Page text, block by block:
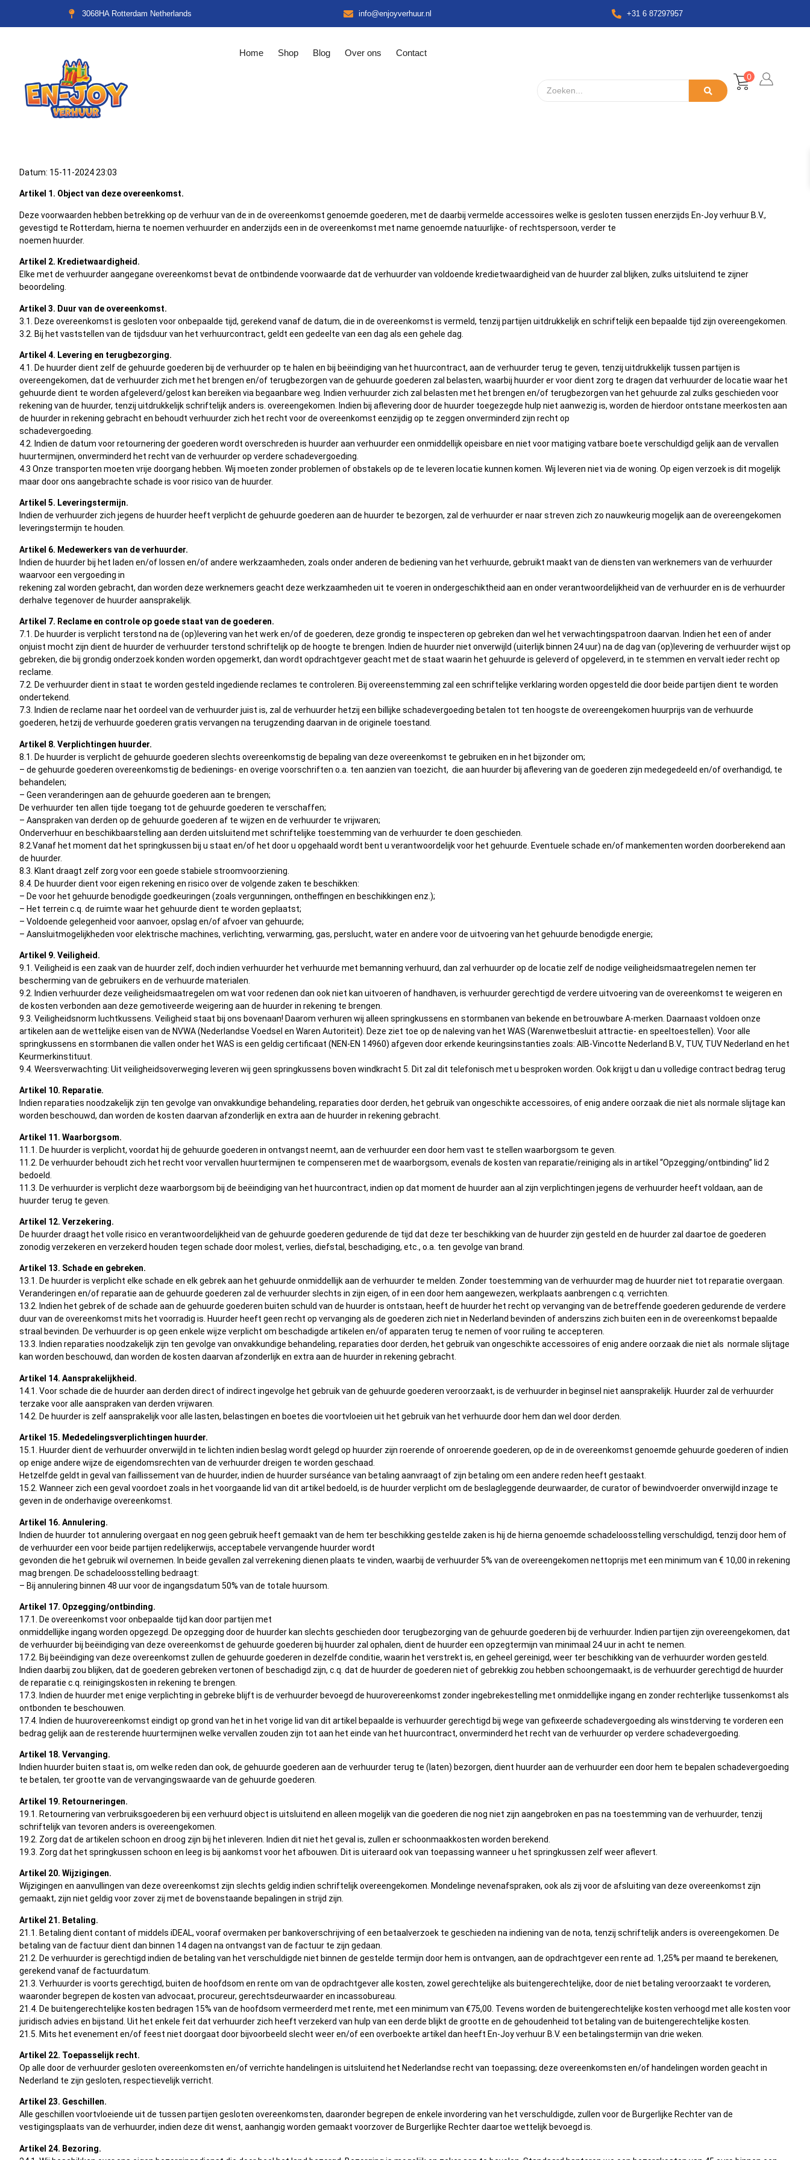
3068HA Rotterdam Netherlands info@enjoyverhuur.nl +31 6 87297957
Home Shop Blog Over ons Contact
0
Datum: 15-11-2024 23:03
Artikel 1. Object van deze overeenkomst.
Deze voorwaarden hebben betrekking op de verhuur van de in de overeenkomst genoemde goederen, met de daarbij vermelde accessoires welke is gesloten tussen enerzijds En-Joy verhuur B.V.,
gevestigd te Rotterdam, hierna te noemen verhuurder en anderzijds een in de overeenkomst met name genoemde natuurlijke- of rechtspersoon, verder te
noemen huurder.
Artikel 2. Kredietwaardigheid.
Elke met de verhuurder aangegane overeenkomst bevat de ontbindende voorwaarde dat de verhuurder van voldoende kredietwaardigheid van de huurder zal blijken, zulks uitsluitend te zijner
beoordeling.
Artikel 3. Duur van de overeenkomst.
3.1. Deze overeenkomst is gesloten voor onbepaalde tijd, gerekend vanaf de datum, die in de overeenkomst is vermeld, tenzij partijen uitdrukkelijk en schriftelijk een bepaalde tijd zijn overeengekomen.
3.2. Bij het vaststellen van de tijdsduur van het verhuurcontract, geldt een gedeelte van een dag als een gehele dag.
Artikel 4. Levering en terugbezorging.
4.1. De huurder dient zelf de gehuurde goederen bij de verhuurder op te halen en bij beëindiging van het huurcontract, aan de verhuurder terug te geven, tenzij uitdrukkelijk tussen partijen is
overeengekomen, dat de verhuurder zich met het brengen en/of terugbezorgen van de gehuurde goederen zal belasten, waarbij huurder er voor dient zorg te dragen dat verhuurder de locatie waar het
gehuurde dient te worden afgeleverd/gelost kan bereiken via begaanbare weg. Indien verhuurder zich zal belasten met het brengen en/of terugbezorgen van het gehuurde zal zulks geschieden voor
rekening van de huurder, tenzij uitdrukkelijk schriftelijk anders is. overeengekomen. Indien bij aflevering door de huurder toegezegde hulp niet aanwezig is, worden de hierdoor ontstane meerkosten aan
de huurder in rekening gebracht en behoudt verhuurder zich het recht voor de overeenkomst eenzijdig op te zeggen onverminderd zijn recht op
schadevergoeding.
4.2. Indien de datum voor retournering der goederen wordt overschreden is huurder aan verhuurder een onmiddellijk opeisbare en niet voor matiging vatbare boete verschuldigd gelijk aan de vervallen
huurtermijnen, onverminderd het recht van de verhuurder op verdere schadevergoeding.
4.3 Onze transporten moeten vrije doorgang hebben. Wij moeten zonder problemen of obstakels op de te leveren locatie kunnen komen. Wij leveren niet via de woning. Op eigen verzoek is dit mogelijk
maar door ons aangebrachte schade is voor risico van de huurder.
Artikel 5. Leveringstermijn.
Indien de verhuurder zich jegens de huurder heeft verplicht de gehuurde goederen aan de huurder te bezorgen, zal de verhuurder er naar streven zich zo nauwkeurig mogelijk aan de overeengekomen
leveringstermijn te houden.
Artikel 6. Medewerkers van de verhuurder.
Indien de huurder bij het laden en/of lossen en/of andere werkzaamheden, zoals onder anderen de bediening van het verhuurde, gebruikt maakt van de diensten van werknemers van de verhuurder
waarvoor een vergoeding in
rekening zal worden gebracht, dan worden deze werknemers geacht deze werkzaamheden uit te voeren in ondergeschiktheid aan en onder verantwoordelijkheid van de verhuurder en is de verhuurder
derhalve tegenover de huurder aansprakelijk.
Artikel 7. Reclame en controle op goede staat van de goederen.
7.1. De huurder is verplicht terstond na de (op)levering van het werk en/of de goederen, deze grondig te inspecteren op gebreken dan wel het verwachtingspatroon daarvan. Indien het een of ander
onjuist mocht zijn dient de huurder de verhuurder terstond schriftelijk op de hoogte te brengen. Indien de huurder niet onverwijld (uiterlijk binnen 24 uur) na de dag van (op)levering de verhuurder wijst op
gebreken, die bij grondig onderzoek konden worden opgemerkt, dan wordt opdrachtgever geacht met de staat waarin het gehuurde is geleverd of opgeleverd, in te stemmen en vervalt ieder recht op
reclame.
7.2. De verhuurder dient in staat te worden gesteld ingediende reclames te controleren. Bij overeenstemming zal een schriftelijke verklaring worden opgesteld die door beide partijen dient te worden
ondertekend.
7.3. Indien de reclame naar het oordeel van de verhuurder juist is, zal de verhuurder hetzij een billijke schadevergoeding betalen tot ten hoogste de overeengekomen huurprijs van de verhuurde
goederen, hetzij de verhuurde goederen gratis vervangen na terugzending daarvan in de originele toestand.
Artikel 8. Verplichtingen huurder.
8.1. De huurder is verplicht de gehuurde goederen slechts overeenkomstig de bepaling van deze overeenkomst te gebruiken en in het bijzonder om;
– de gehuurde goederen overeenkomstig de bedienings- en overige voorschriften o.a. ten aanzien van toezicht, die aan huurder bij aflevering van de goederen zijn medegedeeld en/of overhandigd, te
behandelen;
– Geen veranderingen aan de gehuurde goederen aan te brengen;
De verhuurder ten allen tijde toegang tot de gehuurde goederen te verschaffen;
– Aanspraken van derden op de gehuurde goederen af te wijzen en de verhuurder te vrijwaren;
Onderverhuur en beschikbaarstelling aan derden uitsluitend met schriftelijke toestemming van de verhuurder te doen geschieden.
8.2.Vanaf het moment dat het springkussen bij u staat en/of het door u opgehaald wordt bent u verantwoordelijk voor het gehuurde. Eventuele schade en/of mankementen worden doorberekend aan
de huurder.
8.3. Klant draagt zelf zorg voor een goede stabiele stroomvoorziening.
8.4. De huurder dient voor eigen rekening en risico over de volgende zaken te beschikken:
– De voor het gehuurde benodigde goedkeuringen (zoals vergunningen, ontheffingen en beschikkingen enz.);
– Het terrein c.q. de ruimte waar het gehuurde dient te worden geplaatst;
– Voldoende gelegenheid voor aanvoer, opslag en/of afvoer van gehuurde;
– Aansluitmogelijkheden voor elektrische machines, verlichting, verwarming, gas, perslucht, water en andere voor de uitvoering van het gehuurde benodigde energie;
Artikel 9. Veiligheid.
9.1. Veiligheid is een zaak van de huurder zelf, doch indien verhuurder het verhuurde met bemanning verhuurd, dan zal verhuurder op de locatie zelf de nodige veiligheidsmaatregelen nemen ter
bescherming van de gebruikers en de verhuurde materialen.
9.2. Indien verhuurder deze veiligheidsmaatregelen om wat voor redenen dan ook niet kan uitvoeren of handhaven, is verhuurder gerechtigd de verdere uitvoering van de overeenkomst te weigeren en
de kosten verbonden aan deze gemotiveerde weigering aan de huurder in rekening te brengen.
9.3. Veiligheidsnorm luchtkussens. Veiligheid staat bij ons bovenaan! Daarom verhuren wij alleen springkussens en stormbanen van bekende en betrouwbare A-merken. Daarnaast voldoen onze
artikelen aan de wettelijke eisen van de NVWA (Nederlandse Voedsel en Waren Autoriteit). Deze ziet toe op de naleving van het WAS (Warenwetbesluit attractie- en speeltoestellen). Voor alle
springkussens en stormbanen die vallen onder het WAS is een geldig certificaat (NEN-EN 14960) afgeven door erkende keuringsinstanties zoals: AIB-Vincotte Nederland B.V., TUV, TUV Nederland en het
Keurmerkinstituut.
9.4. Weersverwachting: Uit veiligheidsoverweging leveren wij geen springkussens boven windkracht 5. Dit zal dit telefonisch met u besproken worden. Ook krijgt u dan u volledige contract bedrag terug
Artikel 10. Reparatie.
Indien reparaties noodzakelijk zijn ten gevolge van onvakkundige behandeling, reparaties door derden, het gebruik van ongeschikte accessoires, of enig andere oorzaak die niet als normale slijtage kan
worden beschouwd, dan worden de kosten daarvan afzonderlijk en extra aan de huurder in rekening gebracht.
Artikel 11. Waarborgsom.
11.1. De huurder is verplicht, voordat hij de gehuurde goederen in ontvangst neemt, aan de verhuurder een door hem vast te stellen waarborgsom te geven.
11.2. De verhuurder behoudt zich het recht voor vervallen huurtermijnen te compenseren met de waarborgsom, evenals de kosten van reparatie/reiniging als in artikel “Opzegging/ontbinding” lid 2
bedoeld.
11.3. De verhuurder is verplicht deze waarborgsom bij de beëindiging van het huurcontract, indien op dat moment de huurder aan al zijn verplichtingen jegens de verhuurder heeft voldaan, aan de
huurder terug te geven.
Artikel 12. Verzekering.
De huurder draagt het volle risico en verantwoordelijkheid van de gehuurde goederen gedurende de tijd dat deze ter beschikking van de huurder zijn gesteld en de huurder zal daartoe de goederen
zonodig verzekeren en verzekerd houden tegen schade door molest, verlies, diefstal, beschadiging, etc., o.a. ten gevolge van brand.
Artikel 13. Schade en gebreken.
13.1. De huurder is verplicht elke schade en elk gebrek aan het gehuurde onmiddellijk aan de verhuurder te melden. Zonder toestemming van de verhuurder mag de huurder niet tot reparatie overgaan.
Veranderingen en/of reparatie aan de gehuurde goederen zal de verhuurder slechts in zijn eigen, of in een door hem aangewezen, werkplaats aanbrengen c.q. verrichten.
13.2. Indien het gebrek of de schade aan de gehuurde goederen buiten schuld van de huurder is ontstaan, heeft de huurder het recht op vervanging van de betreffende goederen gedurende de verdere
duur van de overeenkomst mits het voorradig is. Huurder heeft geen recht op vervanging als de goederen zich niet in Nederland bevinden of anderszins zich buiten een in de overeenkomst bepaalde
straal bevinden. De verhuurder is op geen enkele wijze verplicht om beschadigde artikelen en/of apparaten terug te nemen of voor ruiling te accepteren.
13.3. Indien reparaties noodzakelijk zijn ten gevolge van onvakkundige behandeling, reparaties door derden, het gebruik van ongeschikte accessoires of enig andere oorzaak die niet als normale slijtage
kan worden beschouwd, dan worden de kosten daarvan afzonderlijk en extra aan de huurder in rekening gebracht.
Artikel 14. Aansprakelijkheid.
14.1. Voor schade die de huurder aan derden direct of indirect ingevolge het gebruik van de gehuurde goederen veroorzaakt, is de verhuurder in beginsel niet aansprakelijk. Huurder zal de verhuurder
terzake voor alle aanspraken van derden vrijwaren.
14.2. De huurder is zelf aansprakelijk voor alle lasten, belastingen en boetes die voortvloeien uit het gebruik van het verhuurde door hem dan wel door derden.
Artikel 15. Mededelingsverplichtingen huurder.
15.1. Huurder dient de verhuurder onverwijld in te lichten indien beslag wordt gelegd op huurder zijn roerende of onroerende goederen, op de in de overeenkomst genoemde gehuurde goederen of indien
op enige andere wijze de eigendomsrechten van de verhuurder dreigen te worden geschaad.
Hetzelfde geldt in geval van faillissement van de huurder, indien de huurder surséance van betaling aanvraagt of zijn betaling om een andere reden heeft gestaakt.
15.2. Wanneer zich een geval voordoet zoals in het voorgaande lid van dit artikel bedoeld, is de huurder verplicht om de beslagleggende deurwaarder, de curator of bewindvoerder onverwijld inzage te
geven in de onderhavige overeenkomst.
Artikel 16. Annulering.
Indien de huurder tot annulering overgaat en nog geen gebruik heeft gemaakt van de hem ter beschikking gestelde zaken is hij de hierna genoemde schadeloosstelling verschuldigd, tenzij door hem of
de verhuurder een voor beide partijen redelijkerwijs, acceptabele vervangende huurder wordt
gevonden die het gebruik wil overnemen. In beide gevallen zal verrekening dienen plaats te vinden, waarbij de verhuurder 5% van de overeengekomen nettoprijs met een minimum van € 10,00 in rekening
mag brengen. De schadeloosstelling bedraagt:
– Bij annulering binnen 48 uur voor de ingangsdatum 50% van de totale huursom.
Artikel 17. Opzegging/ontbinding.
17.1. De overeenkomst voor onbepaalde tijd kan door partijen met
onmiddellijke ingang worden opgezegd. De opzegging door de huurder kan slechts geschieden door terugbezorging van de gehuurde goederen bij de verhuurder. Indien partijen zijn overeengekomen, dat
de verhuurder bij beëindiging van deze overeenkomst de gehuurde goederen bij huurder zal ophalen, dient de huurder een opzegtermijn van minimaal 24 uur in acht te nemen.
17.2. Bij beëindiging van deze overeenkomst zullen de gehuurde goederen in dezelfde conditie, waarin het verstrekt is, en geheel gereinigd, weer ter beschikking van de verhuurder worden gesteld.
Indien daarbij zou blijken, dat de goederen gebreken vertonen of beschadigd zijn, c.q. dat de huurder de goederen niet of gebrekkig zou hebben schoongemaakt, is de verhuurder gerechtigd de huurder
de reparatie c.q. reinigingskosten in rekening te brengen.
17.3. Indien de huurder met enige verplichting in gebreke blijft is de verhuurder bevoegd de huurovereenkomst zonder ingebrekestelling met onmiddellijke ingang en zonder rechterlijke tussenkomst als
ontbonden te beschouwen.
17.4. Indien de huurovereenkomst eindigt op grond van het in het vorige lid van dit artikel bepaalde is verhuurder gerechtigd bij wege van gefixeerde schadevergoeding als winstderving te vorderen een
bedrag gelijk aan de resterende huurtermijnen welke vervallen zouden zijn tot aan het einde van het huurcontract, onverminderd het recht van de verhuurder op verdere schadevergoeding.
Artikel 18. Vervanging.
Indien huurder buiten staat is, om welke reden dan ook, de gehuurde goederen aan de verhuurder terug te (laten) bezorgen, dient huurder aan de verhuurder een door hem te bepalen schadevergoeding
te betalen, ter grootte van de vervangingswaarde van de gehuurde goederen.
Artikel 19. Retourneringen.
19.1. Retournering van verbruiksgoederen bij een verhuurd object is uitsluitend en alleen mogelijk van die goederen die nog niet zijn aangebroken en pas na toestemming van de verhuurder, tenzij
schriftelijk van tevoren anders is overeengekomen.
19.2. Zorg dat de artikelen schoon en droog zijn bij het inleveren. Indien dit niet het geval is, zullen er schoonmaakkosten worden berekend.
19.3. Zorg dat het springkussen schoon en leeg is bij aankomst voor het afbouwen. Dit is uiteraard ook van toepassing wanneer u het springkussen zelf weer aflevert.
Artikel 20. Wijzigingen.
Wijzigingen en aanvullingen van deze overeenkomst zijn slechts geldig indien schriftelijk overeengekomen. Mondelinge nevenafspraken, ook als zij voor de afsluiting van deze overeenkomst zijn
gemaakt, zijn niet geldig voor zover zij met de bovenstaande bepalingen in strijd zijn.
Artikel 21. Betaling.
21.1. Betaling dient contant of middels iDEAL, vooraf overmaken per bankoverschrijving of een betaalverzoek te geschieden na indiening van de nota, tenzij schriftelijk anders is overeengekomen. De
betaling van de factuur dient dan binnen 14 dagen na ontvangst van de factuur te zijn gedaan.
21.2. De verhuurder is gerechtigd indien de betaling van het verschuldigde niet binnen de gestelde termijn door hem is ontvangen, aan de opdrachtgever een rente ad. 1,25% per maand te berekenen,
gerekend vanaf de factuurdatum.
21.3. Verhuurder is voorts gerechtigd, buiten de hoofdsom en rente om van de opdrachtgever alle kosten, zowel gerechtelijke als buitengerechtelijke, door de niet betaling veroorzaakt te vorderen,
waaronder begrepen de kosten van advocaat, procureur, gerechtsdeurwaarder en incassobureau.
21.4. De buitengerechtelijke kosten bedragen 15% van de hoofdsom vermeerderd met rente, met een minimum van €75,00. Tevens worden de buitengerechtelijke kosten verhoogd met alle kosten voor
juridisch advies en bijstand. Uit het enkele feit dat verhuurder zich heeft verzekerd van hulp van een derde blijkt de grootte en de gehoudenheid tot betaling van de buitengerechtelijke kosten.
21.5. Mits het evenement en/of feest niet doorgaat door bijvoorbeeld slecht weer en/of een overboekte artikel dan heeft En-Joy verhuur B.V. een betalingstermijn van drie weken.
Artikel 22. Toepasselijk recht.
Op alle door de verhuurder gesloten overeenkomsten en/of verrichte handelingen is uitsluitend het Nederlandse recht van toepassing; deze overeenkomsten en/of handelingen worden geacht in
Nederland te zijn gesloten, respectievelijk verricht.
Artikel 23. Geschillen.
Alle geschillen voortvloeiende uit de tussen partijen gesloten overeenkomsten, daaronder begrepen de enkele invordering van het verschuldigde, zullen voor de Burgerlijke Rechter van de
vestigingsplaats van de verhuurder, indien deze dit wenst, aanhangig worden gemaakt voorzover de Burgerlijke Rechter daartoe wettelijk bevoegd is.
Artikel 24. Bezoring.